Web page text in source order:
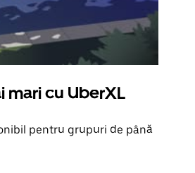
mari cu UberXL
pentru grupuri de până